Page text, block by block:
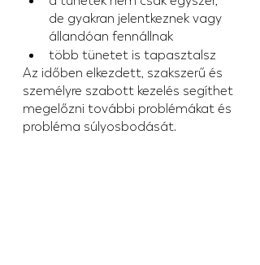
de gyakran jelentkeznek vagy
állandóan fennállnak
több tünetet is tapasztalsz
Az időben elkezdett, szakszerű és
személyre szabott kezelés segíthet
megelőzni további problémákat és
probléma súlyosbodását.